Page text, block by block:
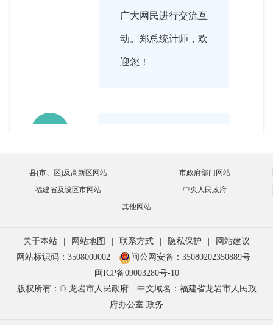
广大网民进行交流互
动。郑总统计师，欢
迎您！
主持人好，广大网友

2020-04-16 16:05:00
首先，请郑总统计师
对2019年我市经济社
县(市、区)及高新区网站
市政府部门网站
福建省及设区市网站
中央人民政府
其他网站
关于本站 网站地图 联系方式 隐私保护
网站建议
网站标识码：3508000002
闽公网安备：35080202350889号
闽ICP备09003280号-10
版权所有：© 龙岩市人民政府
中文域名：福建省龙岩市人民政
府办公室.政务